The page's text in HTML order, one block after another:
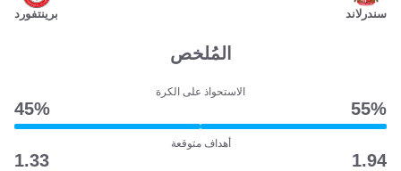
سندرلاند برينتفورد
المُلخص
الاستحواذ على الكرة
55‎%‎
45‎%‎
أهداف متوقعة
1.94
1.33